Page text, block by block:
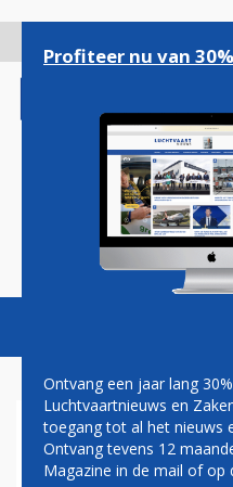
gaan
Magazine
AMERICAN
Profiteer nu van
Ontvang een jaar lang
Luchtvaartnieuws en
toegang tot al het nieuws
Ontvang tevens 12
Magazine in de mail of op